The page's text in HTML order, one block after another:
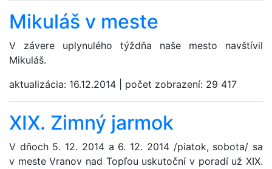
Mikuláš v meste
V závere uplynulého týždňa naše mesto navštívil
Mikuláš.
aktualizácia: 16.12.2014 počet zobrazení: 29 417
XIX. Zimný jarmok
V dňoch 5. 12. 2014 a 6. 12. 2014 /piatok, sobota/ sa
v meste Vranov nad Topľou uskutoční v poradí už XIX.